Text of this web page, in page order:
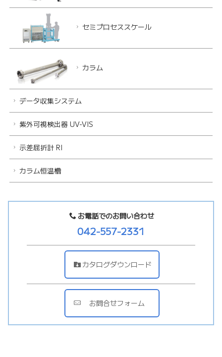
セミプロセススケール
カラム
データ収集システム
紫外可視検出器 UV-VIS
示差屈折計 RI
カラム恒温槽
お電話でのお問い合わせ
042-557-2331
カタログダウンロード
お問合せフォーム